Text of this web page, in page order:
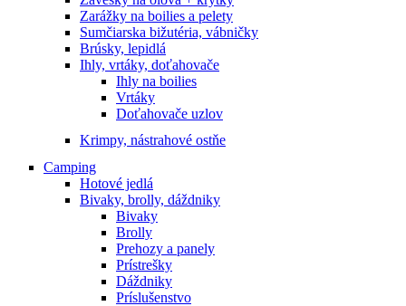
Zarážky na boilies a pelety
Sumčiarska bižutéria, vábničky
Brúsky, lepidlá
Ihly, vrtáky, doťahovače
Ihly na boilies
Vrtáky
Doťahovače uzlov
Krimpy, nástrahové ostňe
Camping
Hotové jedlá
Bivaky, brolly, dáždniky
Bivaky
Brolly
Prehozy a panely
Prístrešky
Dáždniky
Príslušenstvo